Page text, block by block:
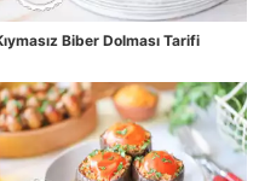
Biber Dolması Tarifi